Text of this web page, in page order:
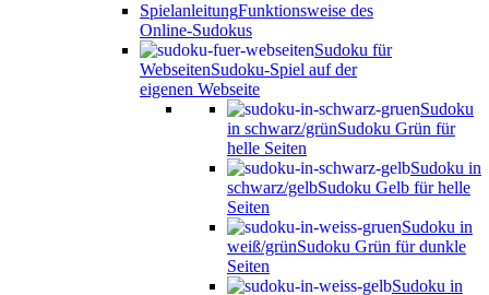
SpielanleitungFunktionsweise des
Online-Sudokus
Sudoku für
WebseitenSudoku-Spiel auf der
eigenen Webseite
Sudoku
in schwarz/grünSudoku Grün für
helle Seiten
Sudoku in
schwarz/gelbSudoku Gelb für helle
Seiten
Sudoku in
weiß/grünSudoku Grün für dunkle
Seiten
Sudoku in